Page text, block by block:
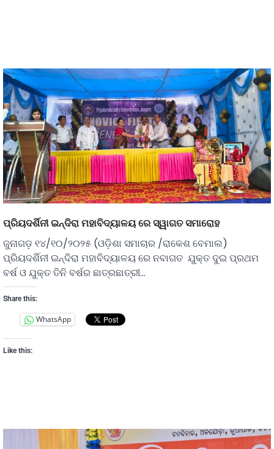
ପ୍ରିୟଦର୍ଶିନୀ ଇନ୍ଦିରା ମହାବିଦ୍ୟାଳୟ ରେ ସ୍ୱାଗତ ସମାରୋହ
ଜୁନାଗଡ଼ ୧୪/୧୦/୨୦୨୫ (ଓଡ଼ିଶା ସମାଚାର /ରାକେଶ ବେମାଲ)
ପ୍ରିୟଦର୍ଶିନୀ ଇନ୍ଦିରା ମହାବିଦ୍ୟାଳୟ ରେ ନବାଗତ ଯୁକ୍ତ ଦୁଇ ପ୍ରଥମ
ବର୍ଷ ଓ ଯୁକ୍ତ ତିନି ବର୍ଷର ଛାତ୍ରଛାତ୍ରୀ…
Share this:
WhatsApp
Like this: